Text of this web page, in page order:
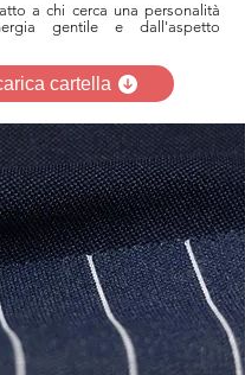
a chi cerca una personalità
gentile e dall'aspetto
cartella